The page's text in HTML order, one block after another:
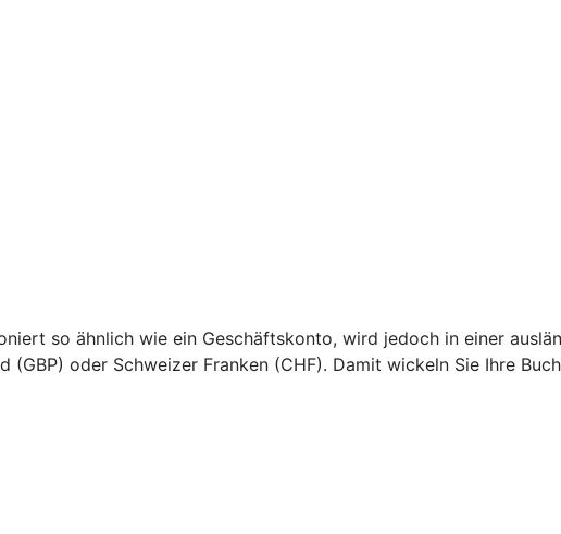
so ähnlich wie ein Geschäftskonto, wird jedoch in einer
oder Schweizer Franken (CHF). Damit wickeln Sie Ihre